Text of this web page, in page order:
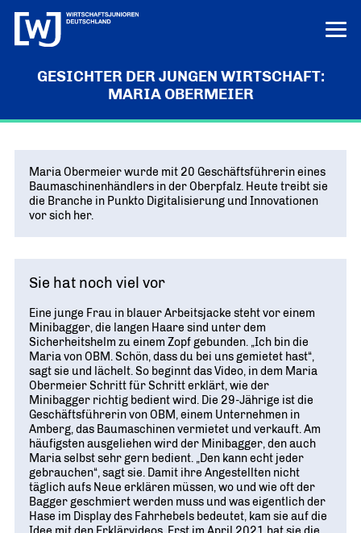
LOGIN HILFE
LERN UNS KENNEN
Die junge Wirtschaft
MISSION UND ZIELE
Bundesvorstand
DAS FÜHRUNGSTEAM DES VERBANDS
Bundesgeschäftsstelle
ANSPRECHPARTNER IN BERLIN
Geschichte
70 JAHRE WJD
Partner
NETZWERKE WELTWEIT
Partner
Deutsche Industrie- und Handelskammer (DIHK)
Junior Chamber International (JCI)
PROJEKTE
Ausbildungs-Ass
Unternehmen Vielfalt
VIELFALT STÄRKT ZUKUNFT
Tag der jungen Wirtschaft
WIRTSCHAFTSGIPFEL
Know-how-Transfer
WIRTSCHAFT TRIFFT POLITIK
WJD Training
WJD TRAINING
Ein Tag Azubi
BERUFSEINSTIEG ERLEICHTERN
Wirtschaftswissen im Wettbewerb (w³)
WIRTSCHAFTSQUIZ FÜR SCHÜLER
CYE
Digitalisierung
Europa und die Welt
Beruf und Familie
Bildung und Fachkräfte
Energie und Nachhaltigkeit
Pressemitteilungen NEWS
Aktuelles
NEWS AUS DEM VERBAND
Publikationen
POSITIONSPAPIERE, BROSCHÜREN
Magazin
DIE JUNGE WIRTSCHAFT
GESICHTER DER JUNGEN WIRTSCHAFT:
MARIA OBERMEIER
Maria Obermeier wurde mit 20 Geschäftsführerin eines
Baumaschinenhändlers in der Oberpfalz. Heute treibt sie
die Branche in Punkto Digitalisierung und Innovationen
vor sich her.
Sie hat noch viel vor
Eine junge Frau in blauer Arbeitsjacke steht vor einem
Minibagger, die langen Haare sind unter dem
Sicherheitshelm zu einem Zopf gebunden. „Ich bin die
Maria von OBM. Schön, dass du bei uns gemietet hast“,
sagt sie und lächelt. So beginnt das Video, in dem Maria
Obermeier Schritt für Schritt erklärt, wie der
Minibagger richtig bedient wird. Die 29-Jährige ist die
Geschäftsführerin von OBM, einem Unternehmen in
Amberg, das Baumaschinen vermietet und verkauft. Am
häufigsten ausgeliehen wird der Minibagger, den auch
Maria selbst sehr gern bedient. „Den kann echt jeder
gebrauchen“, sagt sie. Damit ihre Angestellten nicht
täglich aufs Neue erklären müssen, wo und wie oft der
Bagger geschmiert werden muss und was eigentlich der
Hase im Display des Fahrhebels bedeutet, kam sie auf die
Idee mit den Erklärvideos. Erst im April 2021 hat sie die